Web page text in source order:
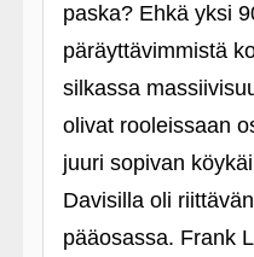
paska? Ehkä yksi
päräyttävimmistä
silkassa
olivat rooleissaan
juuri sopivan
Davisilla oli
pääosassa. Frank